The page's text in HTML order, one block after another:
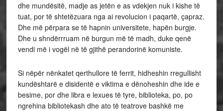
dhe mundësitë, madje as jetën e as vdekjen nuk i kishe të
tuat, por të shtetëzuara nga ai revolucion i paqartë, çapraz.
Dhe më përpara se të hapnin universitete, hapën burgje.
Dhe u shndërrruam në burgun më të madh, duke qenë
vendi më i vogël në të gjithë perandorinë komuniste.
Si nëpër nënkatet qerthullore të ferrit, hidheshin rregullisht
kundështarë e disidentë e viktima e dënoheshin dhe ide e
besime, por dhe libra e lexues të tyre, biblioteka, po, po
ngrehina bibliotekash dhe ato të teatrove bashkë me